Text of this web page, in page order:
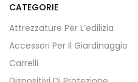
CATEGORIE
Attrezzature Per L’edilizia
Accessori Per Il Giardinaggio
Carrelli